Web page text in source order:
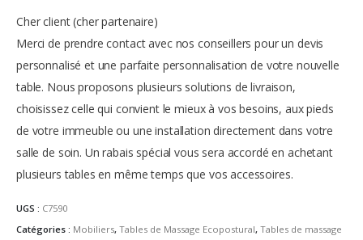
Cher client (cher partenaire)
Merci de prendre contact avec nos conseillers pour un devis
personnalisé et une parfaite personnalisation de votre nouvelle
table. Nous proposons plusieurs solutions de livraison,
choisissez celle qui convient le mieux à vos besoins, aux pieds
de votre immeuble ou une installation directement dans votre
salle de soin. Un rabais spécial vous sera accordé en achetant
plusieurs tables en même temps que vos accessoires.
UGS : C7590
Catégories : Mobiliers, Tables de Massage Ecopostural, Tables de massage